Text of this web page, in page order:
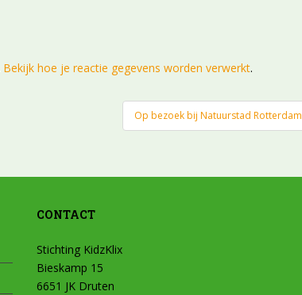
Bekijk hoe je reactie gegevens worden verwerkt.
Op bezoek bij Natuurstad Rotterdam
CONTACT
Stichting KidzKlix
Bieskamp 15
6651 JK Druten